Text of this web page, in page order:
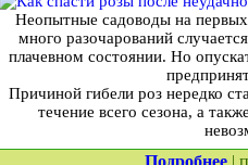
Неопытные садоводы на
много разочарований
плачевном состоянии. Но
Причиной гибели роз нередко
течение всего сезона, а
Подробнее|